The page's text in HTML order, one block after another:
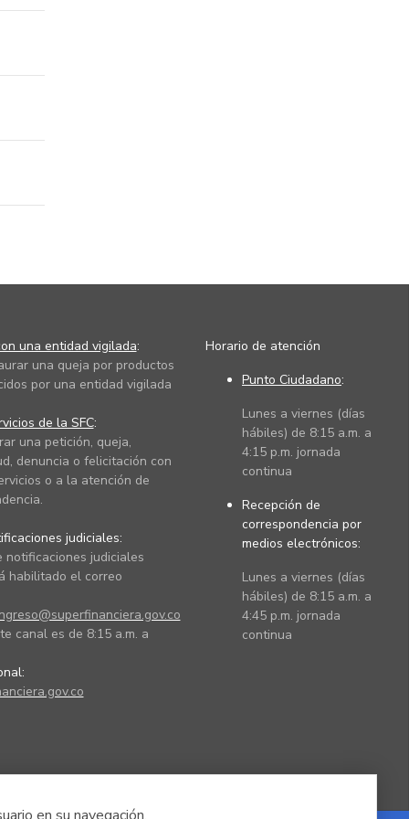
una entidad vigilada:
una queja por productos
por una entidad vigilada
de la SFC:
una petición, queja,
denuncia o felicitación con
o a la atención de
judiciales:
notificaciones judiciales
habilitado el correo
canal es de 8:15 a.m. a
Horario de atención
Punto Ciudadano:
Lunes a viernes (días
hábiles) de 8:15 a.m. a
4:15 p.m. jornada
continua
Recepción de
correspondencia por
medios electrónicos:
Lunes a viernes (días
hábiles) de 8:15 a.m. a
4:45 p.m. jornada
continua